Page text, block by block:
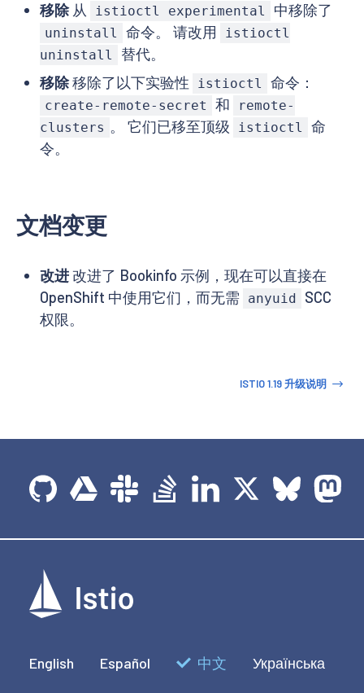
移除从 istioctl experimental 中移除了
uninstall 命令。 请改用
istioctl
uninstall
替代。
移除移除了以下实验性 istioctl 命令：
create-remote-secret 和
remote-
clusters 。 它们已移至顶级 istioctl
命
令。
文档变更
改进改进了 Bookinfo 示例，现在可以直接在
OpenShift 中使用它们，而无需 anyuid
SCC
权限。
ISTIO 1.19 升级说明
English Español 中文 Українська